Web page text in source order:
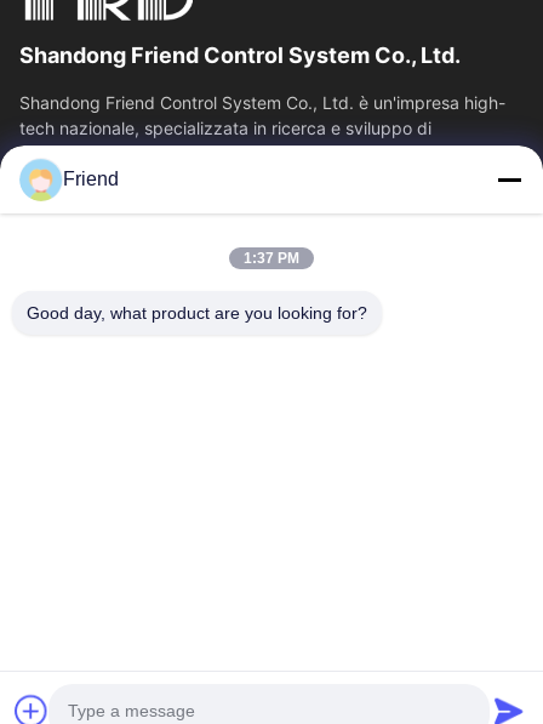
Shandong Friend Control System Co., Ltd.
Shandong Friend Control System Co., Ltd. è un'impresa high-
tech nazionale, specializzata in ricerca e sviluppo di
strumentazione, produzione e...
Collegamenti Rapidi
Chi Siamo
Fatory Tour
Controllo Di Qualità
Friend
1:37 PM
Good day, what product are you looking for?